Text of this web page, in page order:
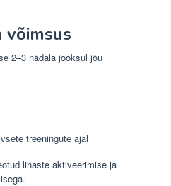
võimsus
2–3 nädala jooksul jõu
treeningute ajal
lihaste aktiveerimise ja